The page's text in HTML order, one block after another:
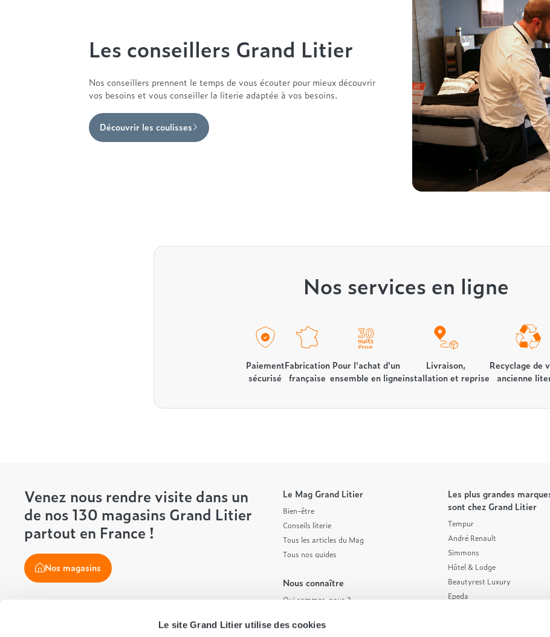
Le site Grand Litier utilise des cookies
Les conseillers Grand Litier
Nos conseillers prennent le temps de vous écouter pour mieux découvrir
vos besoins et vous conseiller la literie adaptée à vos besoins.
Découvrir les coulisses
Nos services en ligne
Paiement
sécurisé
Fabrication
française
Pour l'achat d'un
ensemble en ligne
Livraison,
installation et reprise
Recyclage de
ancienne
Venez nous rendre visite dans un
de nos 130 magasins Grand Litier
partout en France !
Nos magasins
Le Mag Grand Litier
Bien-être
Conseils literie
Tous les articles du Mag
Tous nos guides
Nous connaître
Qui sommes-nous ?
Nos engagements
Les plus grandes
sont chez Grand Litier
Tempur
André Renault
Simmons
Hôtel & Lodge
Beautyrest Luxury
Epeda